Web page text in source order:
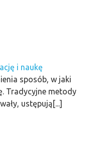
i naukę
sposób, w jaki
Tradycyjne metody
ustępują[...]